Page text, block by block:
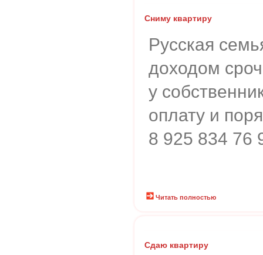
Сниму квартиру
Русская
доходом
у
оплату и
8 925 834 76
Читать полностью
Сдаю квартиру